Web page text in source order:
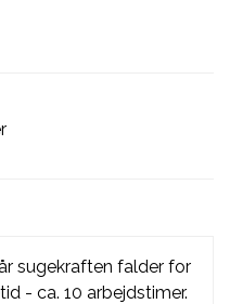
sugekraften falder for
- ca. 10 arbejdstimer.